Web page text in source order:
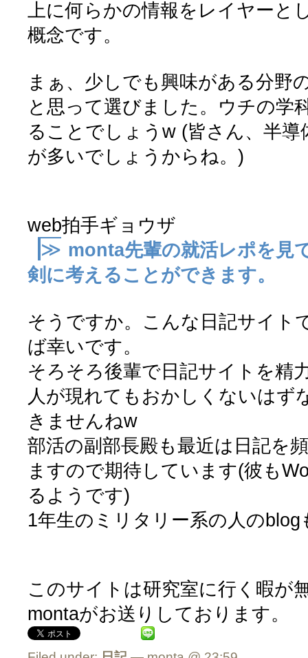
上に何らかの情報をレイヤーと
概念です。
まぁ、少しでも興味がある分野
と思って選びました。ウチの学
ることでしょうw (皆さん、半
が多いでしょうからね。)
web拍手ギョウザ
≫ monta先輩の就活レポを見
剣に考えることができます。
そうですか。こんな日記サイト
ば幸いです。
そろそろ後輩で日記サイトを精
人が現れてもおかしくないはず
きませんねw
部活の副部長殿も最近は日記を
ますので期待しています(彼も
るようです)
1年生のミリタリー系の人の
このサイトは研究室に行く暇が
montaがお送りしております。